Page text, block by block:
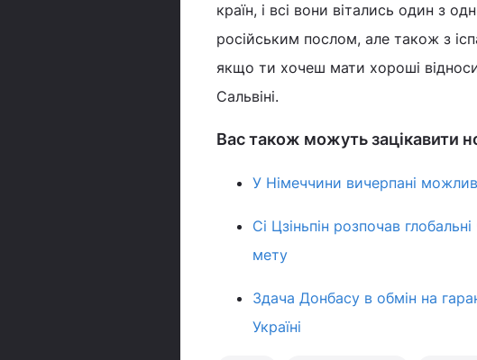
країн, і всі вони вітались один з
російським послом, але також з
якщо ти хочеш мати хороші
Сальвіні.
Вас також можуть зацікавити
У Німеччини вичерпані
Сі Цзіньпін розпочав
мету
Здача Донбасу в обмін на
Україні